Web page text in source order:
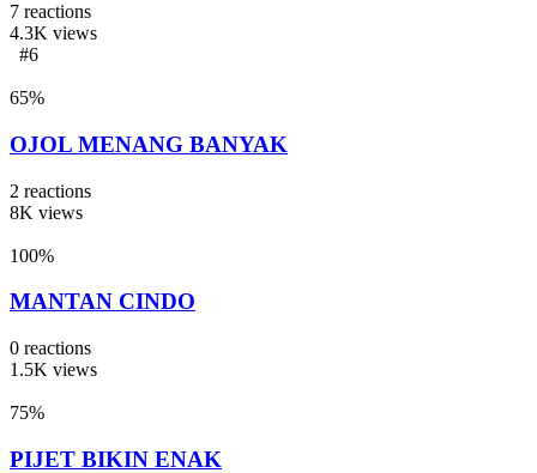
7 reactions
4.3K views
#6
65%
OJOL MENANG BANYAK
2 reactions
8K views
100%
MANTAN CINDO
0 reactions
1.5K views
75%
PIJET BIKIN ENAK